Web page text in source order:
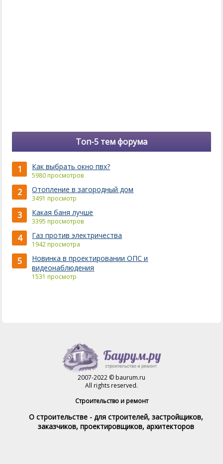
Топ-5 тем форума
1 Как выбрать окно пвх?
5980 просмотров
2 Отопление в загородный дом
3491 просмотр
3 Какая баня лучше
3395 просмотров
4 Газ против электричества
1942 просмотра
5
Новинка в проектировании ОПС и
видеонаблюдения
1531 просмотр
2007-2022 © baurum.ru
All rights reserved.
Строительство и ремонт
О строительстве - для строителей, застройщиков,
заказчиков, проектировщиков, архитекторов